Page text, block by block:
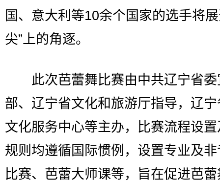
国、意大利等10余个国家的选手将展
尖”上的角逐。
此次芭蕾舞比赛由中共辽宁省委
部、辽宁省文化和旅游厅指导，辽
文化服务中心等主办，比赛流程设
规则均遵循国际惯例，设置专业及
比赛、芭蕾大师课等，旨在促进芭